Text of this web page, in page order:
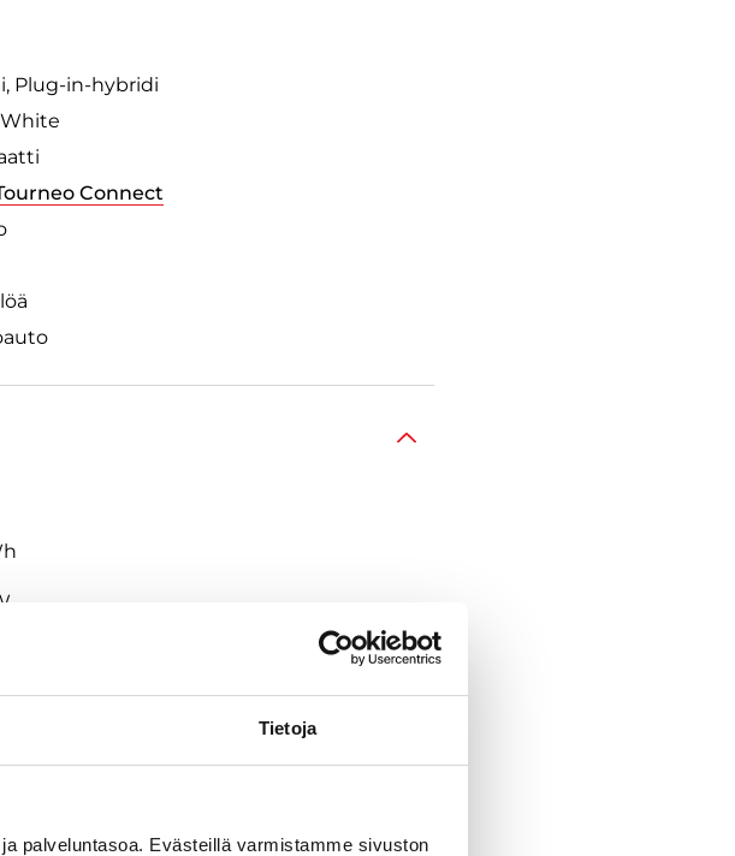
Tietoja
palveluntasoa. Evästeillä varmistamme sivuston
Plug-in-hybridi
Connect
Todelliset kulutus-, lataus- ja
mukaan.